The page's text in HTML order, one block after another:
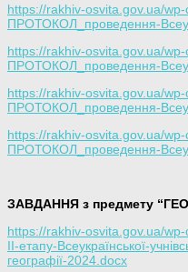
https://rakhiv-osvita.gov.ua/
ПРОТОКОЛ_проведення-
https://rakhiv-osvita.gov.ua/
ПРОТОКОЛ_проведення-
https://rakhiv-osvita.gov.ua/
ПРОТОКОЛ_проведення-
https://rakhiv-osvita.gov.ua/
ПРОТОКОЛ_проведення-
ЗАВДАННЯ з предмету
https://rakhiv-osvita.gov.ua/
ІІ-етапу-Всеукраїнської-
географії-2024.docx